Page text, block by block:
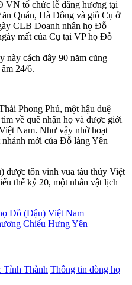
tổ chức lễ dâng hương tại
Quán, Hà Đông và giỗ Cụ ở
CLB Doanh nhân họ Đỗ
mất của Cụ tại VP họ Đỗ
này cách đây 90 năm cũng
24/6.
Phong Phú, một hậu duệ
về quê nhận họ và được giới
Nam. Như vậy nhờ hoạt
mới của Đỗ làng Yên
tôn vinh vua tàu thủy Việt
thế kỷ 20, một nhân vật lịch
Đỗ (Đậu) Việt Nam
Chiểu Hưng Yên
Tỉnh Thành Thông tin dòng họ